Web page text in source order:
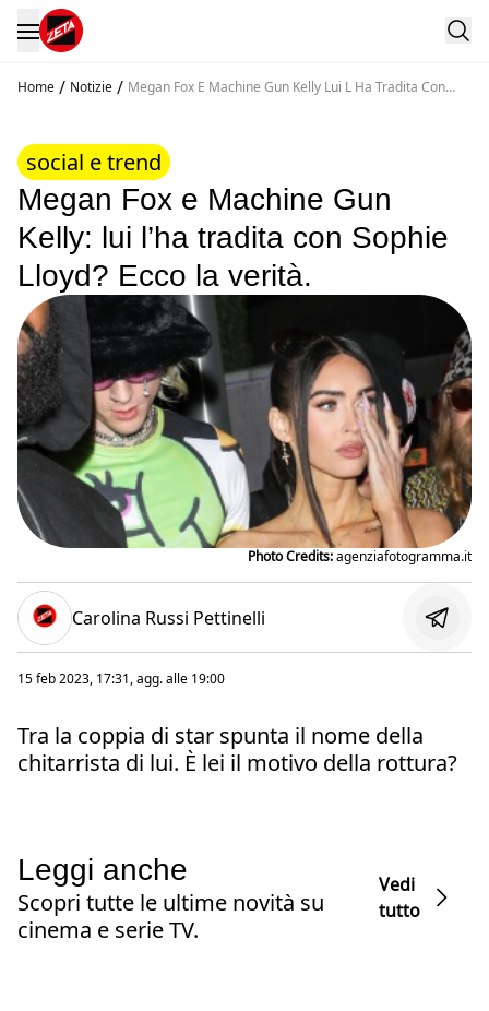
Home / Notizie / Megan Fox E Machine Gun Kelly Lui L Ha Tradita Con
social e trend
Megan Fox e Machine Gun
Kelly: lui l’ha tradita con Sophie
Lloyd? Ecco la verità.
Photo Credits:agenziafotogramma.it
Carolina Russi Pettinelli
15 feb 2023, 17:31, agg. alle 19:00
Tra la coppia di star spunta il nome della
chitarrista di lui. È lei il motivo della rottura?
Leggi anche
Scopri tutte le ultime novità su
cinema e serie TV.
Vedi
tutto